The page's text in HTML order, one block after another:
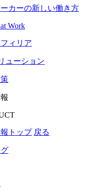
カーの新しい働き方
Work
ィリア
ューション
トップ 戻る